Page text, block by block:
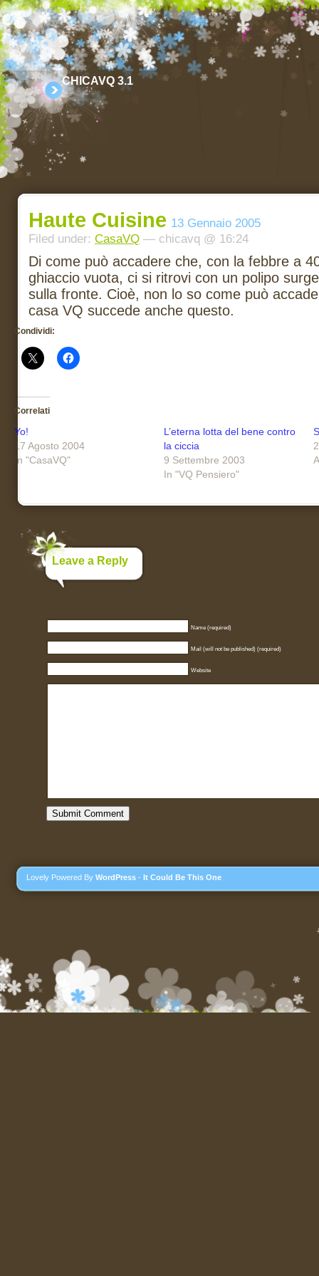
CHICAVQ 3.1
Haute Cuisine 13 Gennaio 2005
Filed under: CasaVQ — chicavq @ 16:24
Di come può accadere che, con la febbre a
ghiaccio vuota, ci si ritrovi con un polipo
sulla fronte. Cioè, non lo so come può
casa VQ succede anche questo.
Condividi:
Correlati
Yo!
17 Agosto 2004
In "CasaVQ"
L’eterna lotta del bene contro
la ciccia
9 Settembre 2003
In "VQ Pensiero"
Leave a Reply
Name (required)
Mail (will not be published) (required)
Website
Lovely Powered By WordPress - It Could Be This One